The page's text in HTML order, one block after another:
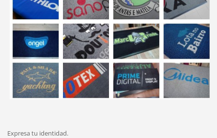
Expresa tu identidad.